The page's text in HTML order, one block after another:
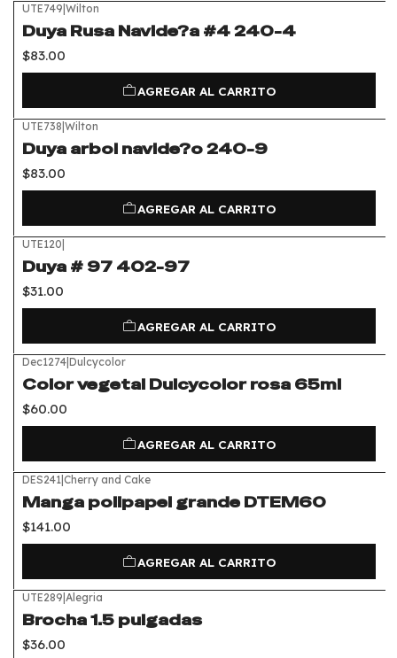
UTE749 Wilton
Duya Rusa Navide?a #4 240-4
$83.00
AGREGAR AL CARRITO
UTE738 Wilton
Duya arbol navide?o 240-9
$83.00
AGREGAR AL CARRITO
UTE120
Duya # 97 402-97
$31.00
AGREGAR AL CARRITO
Dec1274| Dulcycolor
Color vegetal Dulcycolor rosa 65ml
$60.00
AGREGAR AL CARRITO
DES241 Cherry and Cake
Manga polipapel grande DTEM60
$141.00
AGREGAR AL CARRITO
UTE289 Alegria
Brocha 1.5 pulgadas
$36.00